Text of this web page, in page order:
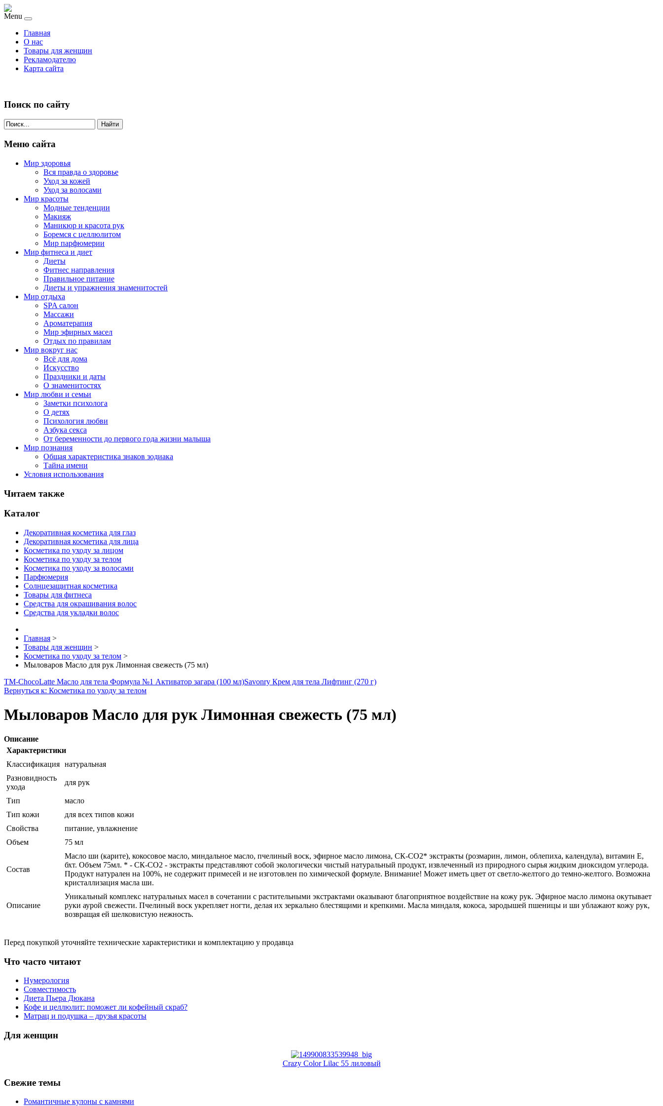
Menu
Главная
О нас
Товары для женщин
Рекламодателю
Карта сайта
Поиск по сайту
Найти
Меню сайта
Мир здоровья
Вся правда о здоровье
Уход за кожей
Уход за волосами
Мир красоты
Модные тенденции
Макияж
Маникюр и красота рук
Боремся с целлюлитом
Мир парфюмерии
Мир фитнеса и диет
Диеты
Фитнес направления
Правильное питание
Диеты и упражнения знаменитостей
Мир отдыха
SPA салон
Массажи
Ароматерапия
Мир эфирных масел
Отдых по правилам
Мир вокруг нас
Всё для дома
Искусство
Праздники и даты
О знаменитостях
Мир любви и семьи
Заметки психолога
О детях
Психология любви
Азбука секса
От беременности до первого года жизни малыша
Мир познания
Общая характеристика знаков зодиака
Тайна имени
Условия использования
Читаем также
Каталог
Декоративная косметика для глаз
Декоративная косметика для лица
Косметика по уходу за лицом
Косметика по уходу за телом
Косметика по уходу за волосами
Парфюмерия
Солнцезащитная косметика
Товары для фитнеса
Средства для окрашивания волос
Средства для укладки волос
Главная >
Товары для женщин >
Косметика по уходу за телом >
Мыловаров Масло для рук Лимонная свежесть (75 мл)
TM-ChocoLatte Масло для тела Формула №1 Активатор загара (100 мл)Savonry Крем для тела Лифтинг (270 г)
Вернуться к: Косметика по уходу за телом
Мыловаров Масло для рук Лимонная свежесть (75 мл)
Описание
Характеристики
Классификация натуральная
Разновидность
ухода
для рук
Тип
масло
Тип кожи
для всех типов кожи
Свойства
питание, увлажнение
Объем
75 мл
Состав
Масло ши (карите), кокосовое масло, миндальное масло, пчелиный воск, эфирное масло лимона, СК-СО2* экстракты (розмарин, лимон, облепиха, календула), витамин Е,
бхт. Объем 75мл. * - СК-СО2 - экстракты представляют собой экологически чистый натуральный продукт, извлеченный из природного сырья жидким диоксидом углерода.
Продукт натурален на 100%, не содержит примесей и не изготовлен по химической формуле. Внимание! Может иметь цвет от светло-желтого до темно-желтого. Возможна
кристаллизация масла ши.
Описание
Уникальный комплекс натуральных масел в сочетании с растительными экстрактами оказывают благоприятное воздействие на кожу рук. Эфирное масло лимона окутывает
руки аурой свежести. Пчелиный воск укрепляет ногти, делая их зеркально блестящими и крепкими. Масла миндаля, кокоса, зародышей пшеницы и ши ублажают кожу рук,
возвращая ей шелковистую нежность.
Перед покупкой уточняйте технические характеристики и комплектацию у продавца
Что часто читают
Нумерология
Совместимость
Диета Пьера Дюкана
Кофе и целлюлит: поможет ли кофейный скраб?
Матрац и подушка – друзья красоты
Для женщин
Crazy Color Lilac 55 лиловый
Свежие темы
Романтичные кулоны с камнями